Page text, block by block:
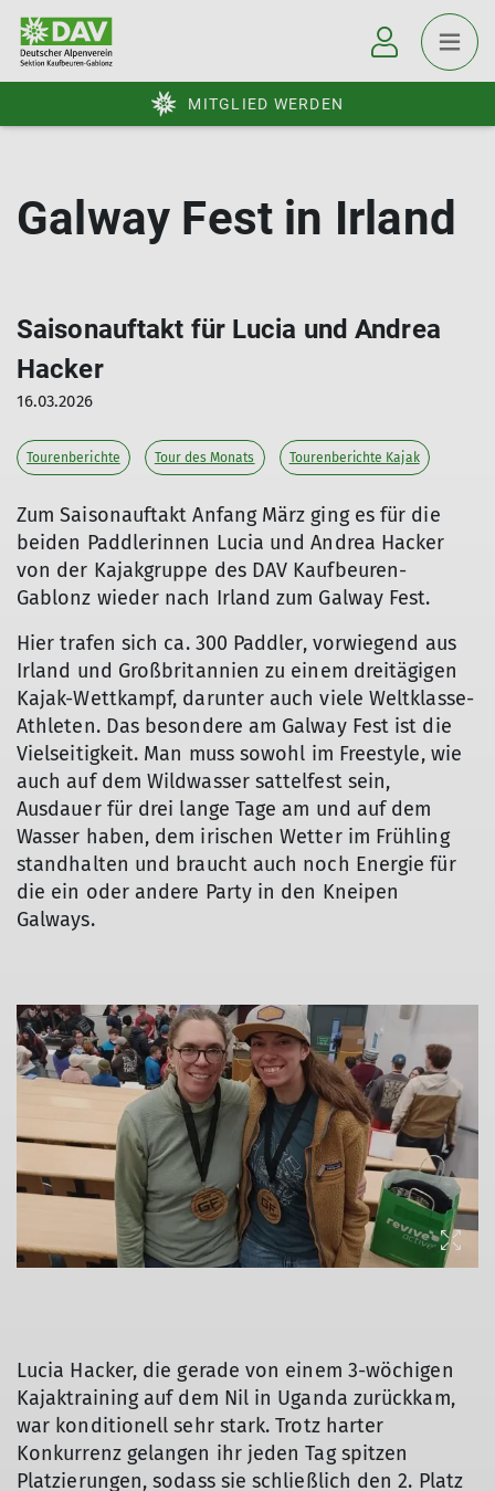
MITGLIED WERDEN
Galway Fest in Irland
Saisonauftakt für Lucia und Andrea
Hacker
16.03.2026
Tourenberichte Tour des Monats Tourenberichte Kajak
Zum Saisonauftakt Anfang März ging es für die
beiden Paddlerinnen Lucia und Andrea Hacker
von der Kajakgruppe des DAV Kaufbeuren-
Gablonz wieder nach Irland zum Galway Fest.
Hier trafen sich ca. 300 Paddler, vorwiegend aus
Irland und Großbritannien zu einem dreitägigen
Kajak-Wettkampf, darunter auch viele Weltklasse-
Athleten. Das besondere am Galway Fest ist die
Vielseitigkeit. Man muss sowohl im Freestyle, wie
auch auf dem Wildwasser sattelfest sein,
Ausdauer für drei lange Tage am und auf dem
Wasser haben, dem irischen Wetter im Frühling
standhalten und braucht auch noch Energie für
die ein oder andere Party in den Kneipen
Galways.
Lucia Hacker, die gerade von einem 3-wöchigen
Kajaktraining auf dem Nil in Uganda zurückkam,
war konditionell sehr stark. Trotz harter
Konkurrenz gelangen ihr jeden Tag spitzen
Platzierungen, sodass sie schließlich den 2. Platz